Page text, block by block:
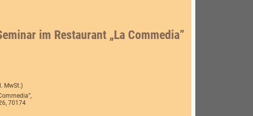
im Restaurant „La Commedia”
MwSt.)
70174